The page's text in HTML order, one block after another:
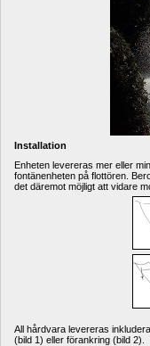
Installation
Enheten levereras mer eller
fontänenheten på flottören.
det däremot möjligt att vidare
All hårdvara levereras
(bild 1) eller förankring (bild 2).